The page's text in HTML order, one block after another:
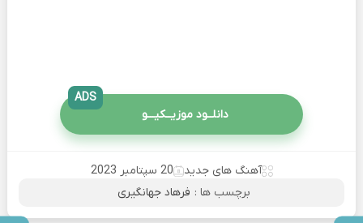
دانلــود موزیــکیـــو
ADS
آهنگ های جدید
20 سپتامبر 2023
برچسب ها : فرهاد جهانگیری